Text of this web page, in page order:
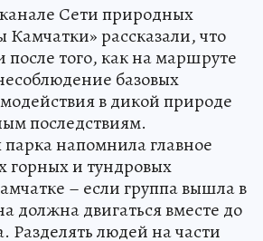
Сети природных
Камчатки» рассказали, что
после того, как на маршруте
базовых
в дикой природе
последствиям.
напомнила главное
горных и тундровых
– если группа вышла в
должна двигаться вместе до
Разделять людей на части